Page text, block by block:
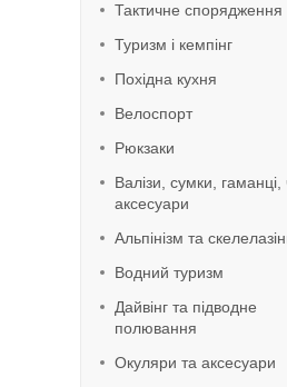
Тактичне спорядження
Туризм і кемпінг
Похідна кухня
Велоспорт
Рюкзаки
Валізи, сумки, гаманці,
аксесуари
Альпінізм та
Водний туризм
Дайвінг та підводне
полювання
Окуляри та аксесуари